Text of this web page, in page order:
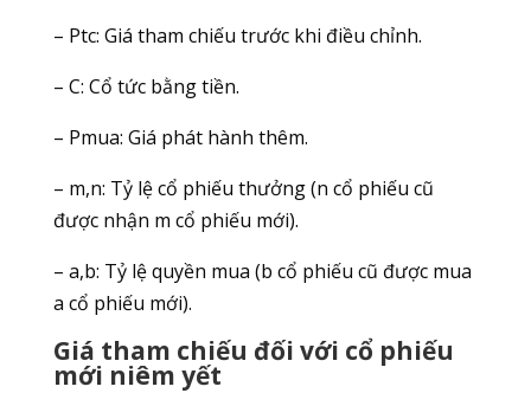
– Ptc​: Giá tham chiếu trước khi điều chỉnh.
– C: Cổ tức bằng tiền.
– Pmua​: Giá phát hành thêm.
– m,n: Tỷ lệ cổ phiếu thưởng (n cổ phiếu cũ
được nhận m cổ phiếu mới).
– a,b: Tỷ lệ quyền mua (b cổ phiếu cũ được mua
a cổ phiếu mới).
Giá tham chiếu đối với cổ phiếu
mới niêm yết